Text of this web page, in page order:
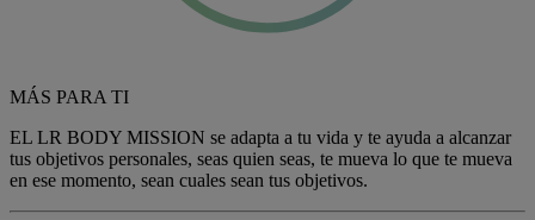
MÁS PARA TI
EL LR BODY MISSION se adapta a tu vida y te ayuda a alcanzar
tus objetivos personales, seas quien seas, te mueva lo que te mueva
en ese momento, sean cuales sean tus objetivos.